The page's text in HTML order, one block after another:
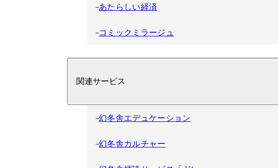
あたらしい経済
コミックミラージュ
関連サービス
幻冬舎エデュケーション
幻冬舎カルチャー